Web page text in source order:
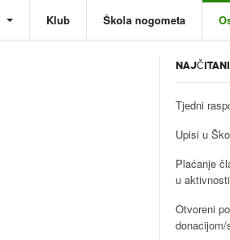
Tjedni
Upisi u
Plaćanje
u
Otvoreni
Klub Škola nogometa
ZNS